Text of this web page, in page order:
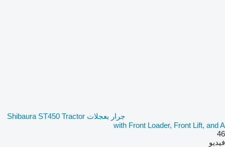
جرار بعجلات Shibaura ST450 Tractor
with Front Loader, Front Lift, and A
46
فيديو